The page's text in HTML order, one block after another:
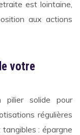
est lointaine,
aux actions
votre
pilier solide pour
régulières
tangibles : épargne